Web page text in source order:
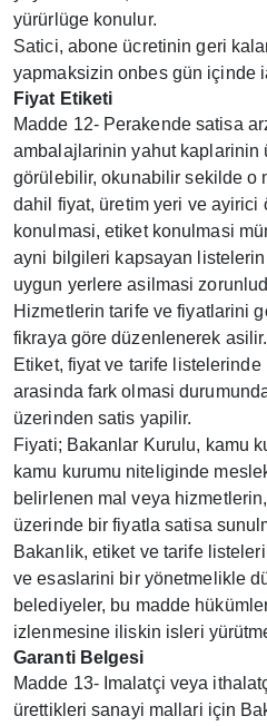
yürürlüge konulur.
Satici, abone ücretinin geri
yapmaksizin onbes gün içinde
Fiyat Etiketi
Madde 12- Perakende satisa
ambalajlarinin yahut kaplarinin
görülebilir, okunabilir sekilde o
dahil fiyat, üretim yeri ve
konulmasi, etiket konulmasi
ayni bilgileri kapsayan
uygun yerlere asilmasi
Hizmetlerin tarife ve fiyatlarini
fikraya göre düzenlenerek asilir.
Etiket, fiyat ve tarife
arasinda fark olmasi
üzerinden satis yapilir.
Fiyati; Bakanlar Kurulu, kamu
kamu kurumu niteliginde
belirlenen mal veya
üzerinde bir fiyatla satisa
Bakanlik, etiket ve tarife
ve esaslarini bir yönetmelikle
belediyeler, bu madde
izlenmesine iliskin isleri
Garanti Belgesi
Madde 13- Imalatçi veya
ürettikleri sanayi mallari için